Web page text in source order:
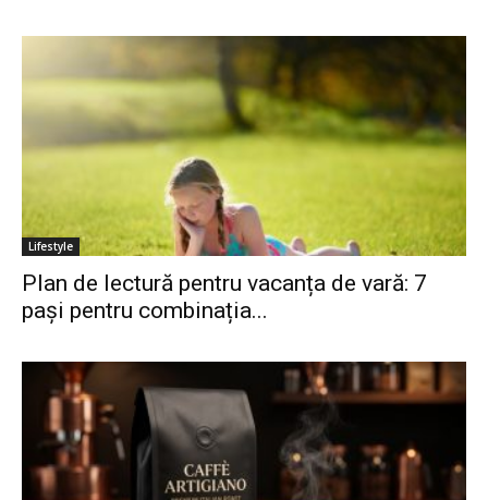
Lifestyle
Plan de lectură pentru vacanța de vară: 7
pași pentru combinația...